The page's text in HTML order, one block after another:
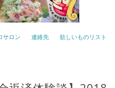
サロン 連絡先 欲しいものリスト